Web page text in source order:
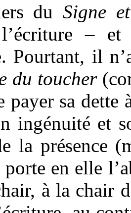
duSigne
–
Pourtant, il
du toucher
sa dette
ingénuité et
la présence
en elle
à la chair